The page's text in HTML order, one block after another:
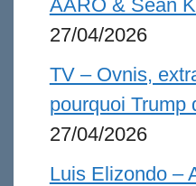
AARO & Sean
27/04/2026
TV – Ovnis,
pourquoi Trump
27/04/2026
Luis Elizondo –